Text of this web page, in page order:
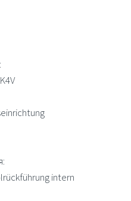
intern